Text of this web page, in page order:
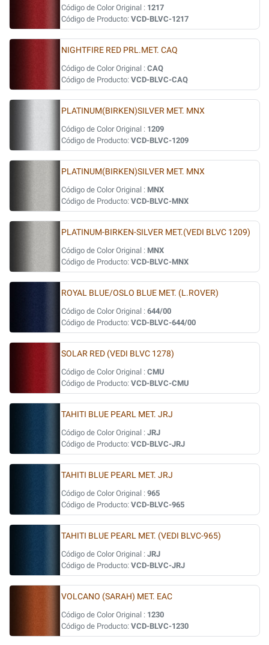
Código de Color Original : 1217
Código de Producto: VCD-BLVC-1217
NIGHTFIRE RED PRL.MET. CAQ
Código de Color Original : CAQ
Código de Producto: VCD-BLVC-CAQ
PLATINUM(BIRKEN)SILVER MET. MNX
Código de Color Original : 1209
Código de Producto: VCD-BLVC-1209
PLATINUM(BIRKEN)SILVER MET. MNX
Código de Color Original : MNX
Código de Producto: VCD-BLVC-MNX
PLATINUM-BIRKEN-SILVER MET.(VEDI BLVC 1209)
Código de Color Original : MNX
Código de Producto: VCD-BLVC-MNX
ROYAL BLUE/OSLO BLUE MET. (L.ROVER)
Código de Color Original : 644/00
Código de Producto: VCD-BLVC-644/00
SOLAR RED (VEDI BLVC 1278)
Código de Color Original : CMU
Código de Producto: VCD-BLVC-CMU
TAHITI BLUE PEARL MET. JRJ
Código de Color Original : JRJ
Código de Producto: VCD-BLVC-JRJ
TAHITI BLUE PEARL MET. JRJ
Código de Color Original : 965
Código de Producto: VCD-BLVC-965
TAHITI BLUE PEARL MET. (VEDI BLVC-965)
Código de Color Original : JRJ
Código de Producto: VCD-BLVC-JRJ
VOLCANO (SARAH) MET. EAC
Código de Color Original : 1230
Código de Producto: VCD-BLVC-1230